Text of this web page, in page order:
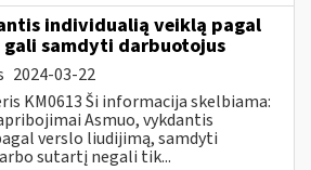
individualią veiklą pagal
samdyti darbuotojus
2024-03-22
KM0613 Ši informacija skelbiama:
Asmuo, vykdantis
verslo liudijimą, samdyti
sutartį negali tik...